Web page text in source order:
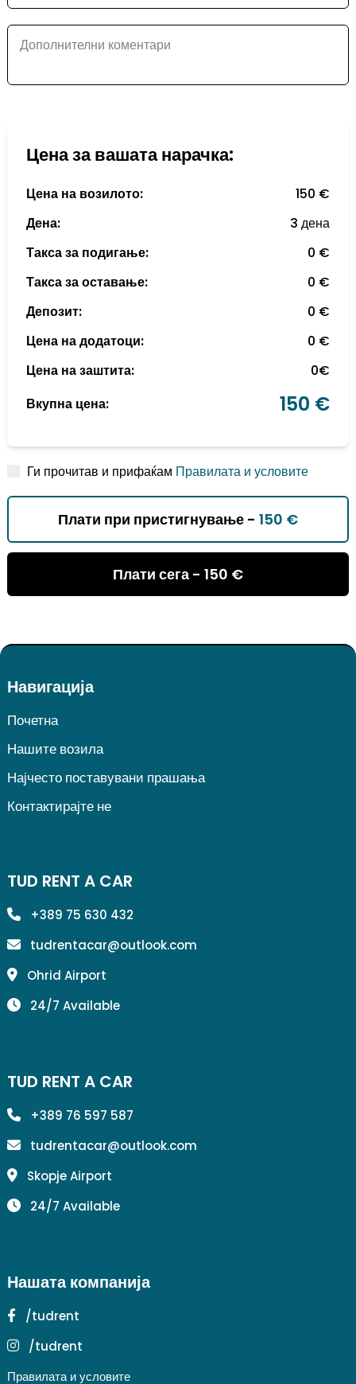
Дополнителни коментари
Цена за вашата нарачка:
Цена на возилото:
150 €
Дена:
3 дена
Такса за подигање:
0 €
Такса за оставање:
0 €
Депозит:
0 €
Цена на додатоци:
0 €
Цена на заштита:
0€
Вкупна цена:
150 €
Ги прочитав и прифаќам Правилата и условите
Плати при пристигнување - 150 €
Плати сега - 150 €
Навигација
Почетна
Нашите возила
Најчесто поставувани прашања
Контактирајте не
TUD RENT A CAR
+389 75 630 432
tudrentacar@outlook.com
Ohrid Airport
24/7 Available
TUD RENT A CAR
+389 76 597 587
tudrentacar@outlook.com
Skopje Airport
24/7 Available
Нашата компанија
/tudrent
/tudrent
Правилата и условите